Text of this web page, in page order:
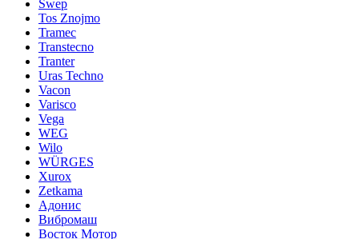
Swep
Tos Znojmo
Tramec
Transtecno
Tranter
Uras Techno
Vacon
Varisco
Vega
WEG
Wilo
WÜRGES
Xurox
Zetkama
Адонис
Вибромаш
Восток Мотор